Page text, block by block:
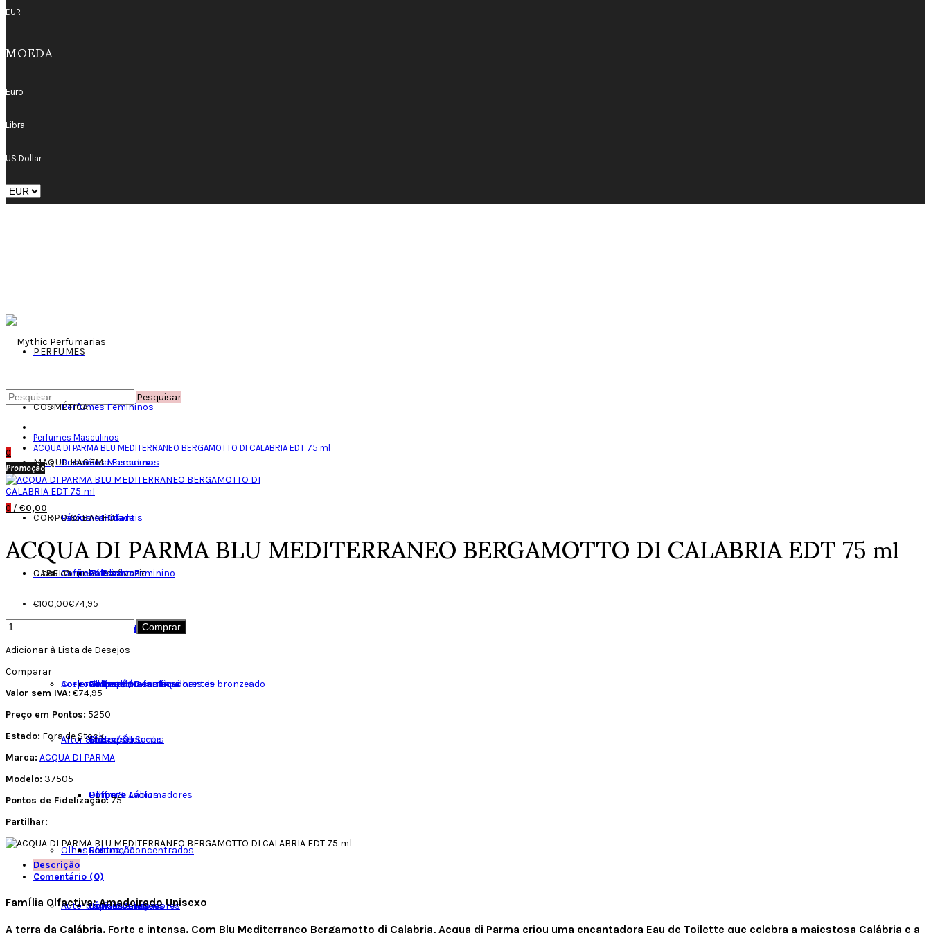
EUR
MOEDA
Euro
Libra
US Dollar
Pesquisar
0
0 / €0,00
O seu carrinho está vazio
PERFUMES
Perfumes Femininos
Perfumes Masculinos
Perfumes Infantis
Coffrets
Coffrets Femininos
Coffrets Masculinos
Coffrets Infantis
COSMÉTICA
Cosmética Feminina
Anti-idade
Esfoliantes
Hidratantes
Limpeza / Desmaquilhantes
Máscaras
Olhos & Lábios
Séruns / Concentrados
Tónicos e Loções
MAQUILHAGEM
Lábios
Bálsamos
Delineadores
Gloss / Óleo
Primer e Avolumadores
Olhos
Lápis / Delineadores
CORPO & BANHO
Corpo & Banho Feminino
Corpo & Banho Masculino
Corpo & Banho Infantil
CABELO
Cabelo Feminino
Champôs
Champôs Secos
Coffrets
Coloração
Condicionadores
Aceleradores / Intensificadores de bronzeado
After Sun
Corpo
Rosto
Auto-bronzeadores
Perfumes Masculinos
ACQUA DI PARMA BLU MEDITERRANEO BERGAMOTTO DI CALABRIA EDT 75 ml
Promoção
ACQUA DI PARMA BLU MEDITERRANEO BERGAMOTTO DI CALABRIA EDT 75 ml
€100,00€74,95
Comprar
Adicionar à Lista de Desejos
Comparar
Valor sem IVA: €74,95
Preço em Pontos: 5250
Estado: Fora de Stock
Marca: ACQUA DI PARMA
Modelo: 37505
Pontos de Fidelização:75
Partilhar:
Descrição
Comentário (0)
Família Olfactiva: Amadeirado Unisexo
A terra da Calábria. Forte e intensa. Com Blu Mediterraneo Bergamotto di Calabria, Acqua di Parma criou uma encantadora Eau de Toilette que celebra a majestosa Calábria e a